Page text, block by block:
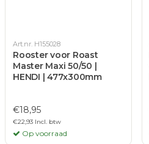
Art.nr. H155028
Rooster voor Roast
Master Maxi 50/50 |
HENDI | 477x300mm
€18,95
€22,93 Incl. btw
Op voorraad